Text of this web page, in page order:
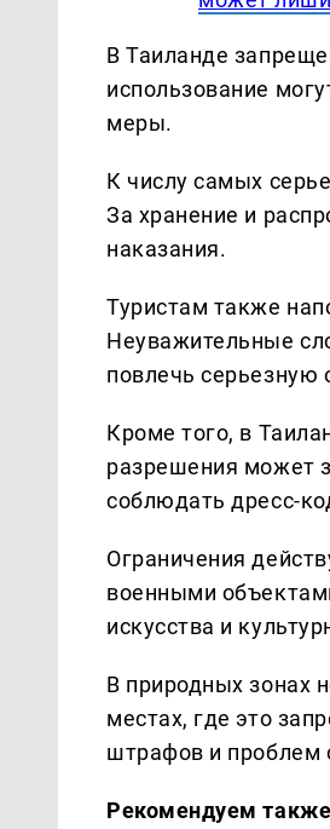
В Таиланде
использование
меры.
К числу самых
За хранение и
наказания.
Туристам также
Неуважительные
повлечь серьезную
Кроме того, в
разрешения может
соблюдать дресс-
Ограничения
военными
искусства и
В природных зонах
местах, где это
штрафов и проблем
Рекомендуем